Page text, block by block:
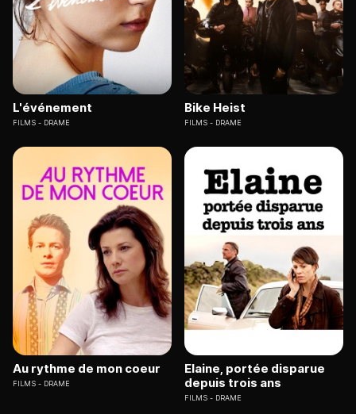
L'événement
FILMS DRAME
Bike Heist
FILMS DRAME
Au rythme de mon coeur
FILMS DRAME
Elaine, portée disparue
depuis trois ans
FILMS DRAME